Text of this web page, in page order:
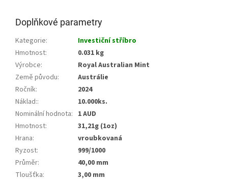
Doplňkové parametry
Kategorie:
Investiční stříbro
Hmotnost:
0.031 kg
Výrobce:
Royal Australian Mint
Země původu:
Austrálie
Ročník:
2024
Náklad::
10.000ks.
Nominální hodnota: 1 AUD
Hmotnost:
31,21g (1oz)
Hrana:
vroubkovaná
Ryzost:
999/1000
Průměr:
40,00 mm
Tloušťka:
3,00 mm